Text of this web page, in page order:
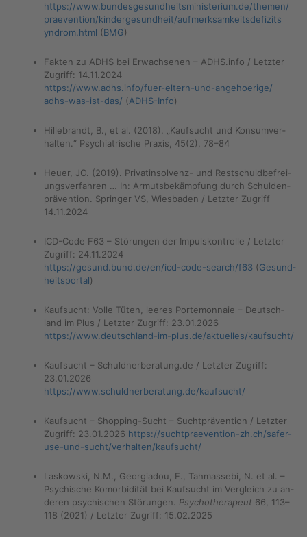
https://​www.​bun​desg​esun​dhei​tsmi​nist​eriu​m.​de/​themen/​
praevention/​kin​derg​esun​dhei​t/​auf​merk​samk​eits​defi​zits​
yndr​om.​html (BMG)
Fak­ten zu ADHS bei Er­wach­se­nen – ADHS.​info / Letz­ter
Zu­griff: 14.11.2024
https://​www.​adhs.​info/​fuer-​eltern-​und-​angehoerige/​
adhs-​was-​ist-​das/ (ADHS-In­fo)
Hil­le­brandt, B., et al. (2018). „Kauf­sucht und Kon­sum­ver­
hal­ten.“ Psych­ia­tri­sche Pra­xis, 45(2), 78–84
Heuer, JO. (2019). Pri­vat­in­sol­venz- und Rest­schuld­be­frei­
ungs­ver­fah­ren … In: Ar­muts­be­kämp­fung durch Schul­den­
prä­ven­ti­on. Sprin­ger VS, Wies­ba­den / Letz­ter Zu­griff
14.11.2024
ICD-Code F63 – Stö­run­gen der Im­puls­kon­trol­le / Letz­ter
Zu­griff: 24.11.2024
https://​gesund.​bund.​de/​en/​icd-​code-​search/​f63 (Ge­sund­
heits­por­tal)
Kauf­sucht: Volle Tüten, lee­res Porte­mon­naie – Deutsch­
land im Plus / Letz­ter Zu­griff: 23.01.2026
https://​www.​deutschland-​im-​plus.​de/​aktuelles/​kaufsucht/
Kauf­sucht – Schuld­ner­be­ra­tung.de / Letz­ter Zu­griff:
23.01.2026
https://​www.​sch​uldn​erbe​ratu​ng.​de/​kaufsucht/
Kauf­sucht – Shop­ping-Sucht – Sucht­prä­ven­ti­on / Letz­ter
Zu­griff: 23.01.2026 https://​suc​htpr​aeve​ntio​n-​zh.​ch/​safer-​
use-​und-​sucht/​verhalten/​kaufsucht/
Las­kow­ski, N.M., Geor­gia­dou, E., Tah­mas­se­bi, N. et al. –
Psy­chi­sche Ko­mor­bi­di­tät bei Kauf­sucht im Ver­gleich zu an­
de­ren psy­chi­schen Stö­run­gen. Psy­cho­the­ra­peut 66, 113–
118 (2021) / Letz­ter Zu­griff: 15.02.2025